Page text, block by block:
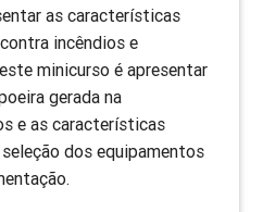
as características
incêndios e
minicurso é apresentar
gerada na
e as características
dos equipamentos